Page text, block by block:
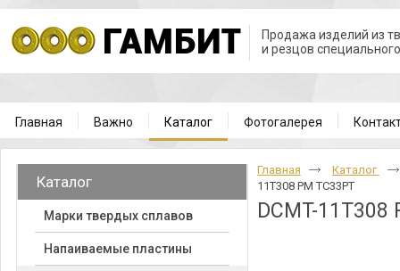
Продажа изделий из
и резцов
Главная Важно Каталог Фотогалерея
Каталог
Марки твердых сплавов
Напаиваемые пластины
Главная
Каталог
11T308 PM TC33PT
DCMT-11T308